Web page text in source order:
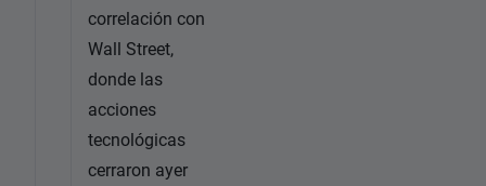
correlación con
Wall Street,
donde las
acciones
tecnológicas
cerraron ayer